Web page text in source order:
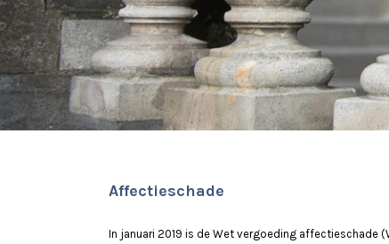
Affectieschade
In januari 2019 is de Wet vergoeding affectieschade